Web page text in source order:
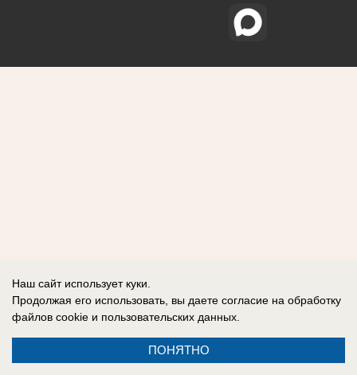
Наш сайт использует куки.
Продолжая его использовать, вы даете согласие на обработку
файлов cookie и пользовательских данных.
ПОНЯТНО